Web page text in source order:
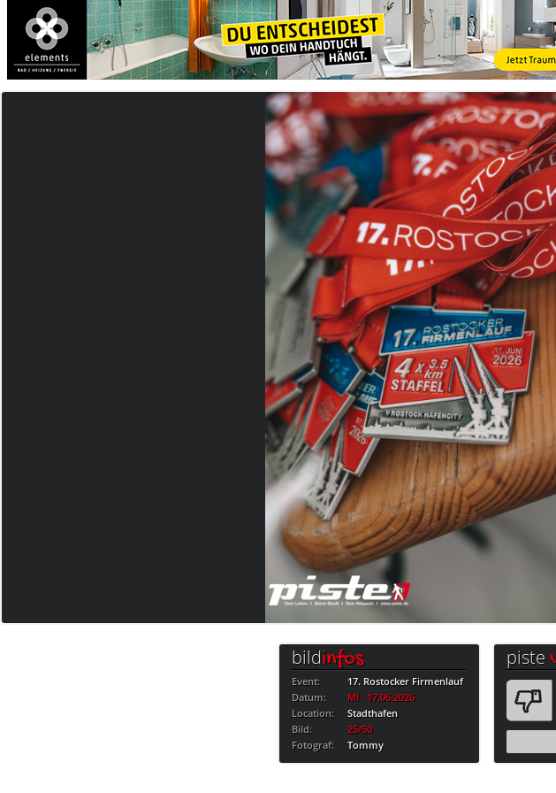
bildinfos
Event:
17. Rostocker Firmenlauf
Datum:
MI · 17.06.2026
Location:
Stadthafen
Bild:
25/50
Fotograf:
Tommy
piste